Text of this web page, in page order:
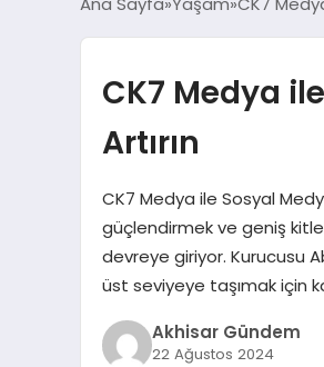
CK7 Medya
Artırın
CK7 Medya ile Sosyal
güçlendirmek ve geniş
devreye giriyor. Kurucusu
üst seviyeye taşımak için
Akhisar Gündem
22 Ağustos 2024